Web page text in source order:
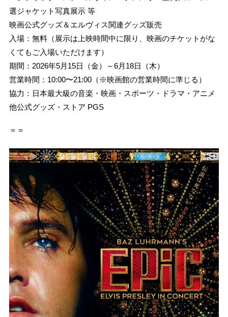
選ジャケット写真展示 等
映画公式グッズ＆エルヴィス関連グッズ販売
入場：無料（展示は上映時間中に限り、映画のチケットがな
くてもご入場いただけます）
期間：2026年5月15日（金）～6月18日（木）
営業時間：10:00〜21:00（※映画館の営業時間に準じる）
協力：日本最大級の音楽・映画・スポーツ・ドラマ・アニメ
他公式グッズ・ストア PGS
＝＝